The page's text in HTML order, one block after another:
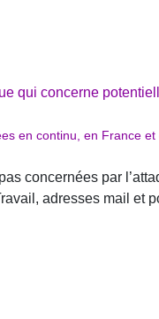
qui concerne
en continu, en France
concernées par
adresses mail et